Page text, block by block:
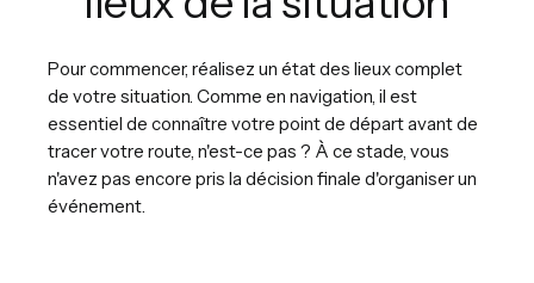
Pour commencer, réalisez un état des lieux complet
de votre situation. Comme en navigation, il est
essentiel de connaître votre point de départ avant de
tracer votre route, n'est-ce pas ? À ce stade, vous
n'avez pas encore pris la décision finale d'organiser un
événement.